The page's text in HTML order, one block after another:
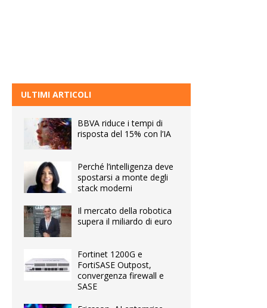
ULTIMI ARTICOLI
BBVA riduce i tempi di
risposta del 15% con l’IA
Perché l’intelligenza deve
spostarsi a monte degli
stack moderni
Il mercato della robotica
supera il miliardo di euro
Fortinet 1200G e
FortiSASE Outpost,
convergenza firewall e
SASE